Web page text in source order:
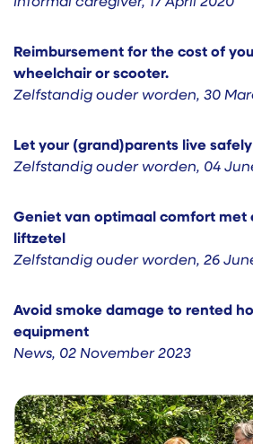
Reimbursement for the cost of
wheelchair or scooter.
Zelfstandig ouder worden, 30
Let your (grand)parents live
Zelfstandig ouder worden, 04
Geniet van optimaal comfort met
liftzetel
Zelfstandig ouder worden, 26
Avoid smoke damage to rented
equipment
News, 02 November 2023